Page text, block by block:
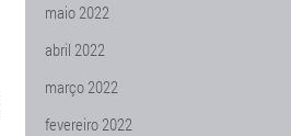
maio 2022
abril 2022
março 2022
fevereiro 2022